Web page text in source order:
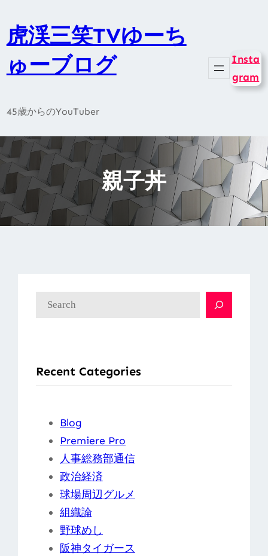
容
を
プ
虎渓三笑TVゆーち
ゅーブログ
45歳からのYouTuber
Insta
gram
親子丼
Recent Categories
Blog
Premiere Pro
人事総務部通信
政治経済
球場周辺グルメ
組織論
野球めし
阪神タイガース